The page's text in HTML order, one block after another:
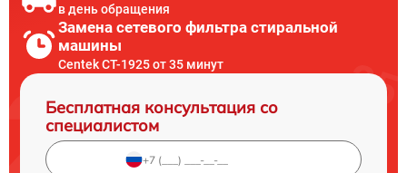
в день обращения
Замена сетевого фильтра стиральной
машины
Centek CT-1925 от 35 минут
Бесплатная консультация со
специалистом